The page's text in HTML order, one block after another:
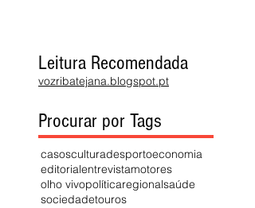
Leitura Recomendada
vozribatejana.blogspot.pt
Procurar por Tags
casosculturadesportoeconomia
editorialentrevistamotores
olho vivopolíticaregionalsaúde
sociedadetouros